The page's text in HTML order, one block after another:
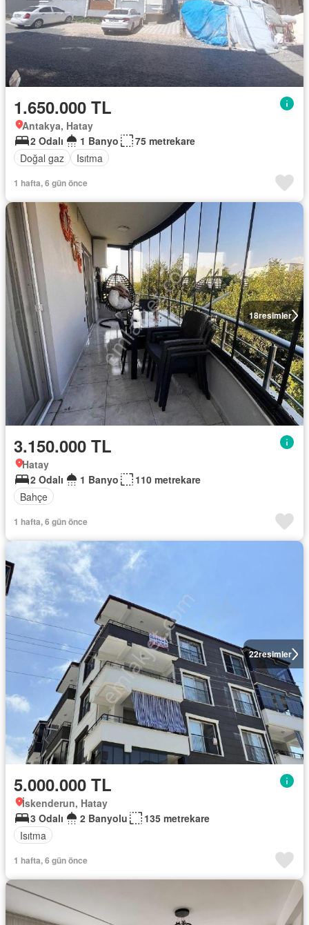
1.650.000 TL
Antakya, Hatay
2 Odalı
1 Banyo
75 metrekare
Doğal gaz
Isıtma
1 hafta, 6 gün önce
18resimler
3.150.000 TL
Hatay
2 Odalı
1 Banyo
110 metrekare
Bahçe
1 hafta, 6 gün önce
22resimler
5.000.000 TL
İskenderun, Hatay
3 Odalı
2 Banyolu
135 metrekare
Isıtma
1 hafta, 6 gün önce